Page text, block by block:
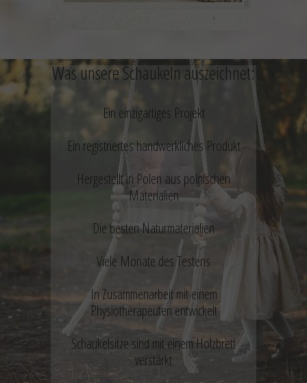
Was unsere Schaukeln auszeichnet:
Ein einzigartiges Projekt
Ein registriertes handwerkliches Produkt
Hergestellt in Polen aus polnischen
Materialien
Die besten Naturmaterialien
Viele Monate des Testens
In Zusammenarbeit mit einem
Physiotherapeuten entwickelt
Schaukelsitze sind mit einem Holzbrett
verstärkt